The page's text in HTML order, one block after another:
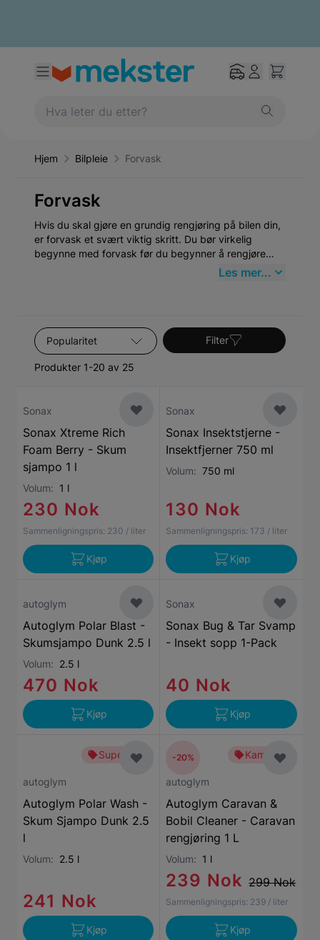
Hjem Bilpleie Forvask
Forvask
Hvis du skal gjøre en grundig rengjøring på bilen din,
er forvask et svært viktig skritt. Du bør virkelig
begynne med forvask før du begynner å rengjøre
bilen ellers kan det være smuss på lakken som du
deg selv!
Les mer...
Sorter etter
Produkter 1-20 av 25
Filter
Sonax
Sonax Xtreme Rich
Foam Berry - Skum
sjampo 1 l
Volum: 1 l
230 Nok
Sammenligningspris: 230 / liter
Kjøp
Sonax
Sonax Insektstjerne -
Insektfjerner 750 ml
Volum: 750 ml
130 Nok
Sammenligningspris: 173 / liter
Kjøp
autoglym
Autoglym Polar Blast -
Skumsjampo Dunk 2.5 l
Volum: 2.5 l
470 Nok
Kjøp
Sonax
Sonax Bug & Tar Svamp
- Insekt sopp 1-Pack
40 Nok
Kjøp
Superbillig
autoglym
Autoglym Polar Wash -
Skum Sjampo Dunk 2.5
l
Volum: 2.5 l
241 Nok
Kjøp
Kampanje
autoglym
Autoglym Caravan &
Bobil Cleaner - Caravan
rengjøring 1 L
Volum: 1 l
239 Nok 299 Nok
Sammenligningspris: 239 / liter
-20%
Kjøp